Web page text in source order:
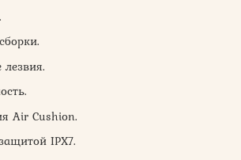
Air Cushion.
IPX7.